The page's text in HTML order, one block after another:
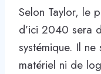
Selon Taylor, le
d’ici 2040 sera
systémique. Il ne
matériel ni de